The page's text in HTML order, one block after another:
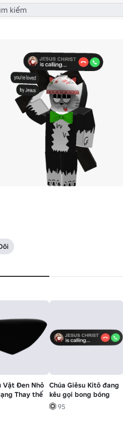
Vật Đen Nhỏ
Thay thế
Chúa Giêsu Kitô đang
kêu gọi bong bóng
95